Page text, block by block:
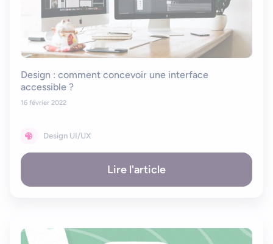
Design : comment concevoir une interface
accessible ?
16 février 2022
Design UI/UX
Lire l'article